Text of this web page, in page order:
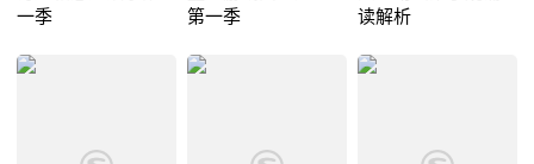
一季
第一季
读解析